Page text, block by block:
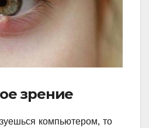
зрение
компьютером, то